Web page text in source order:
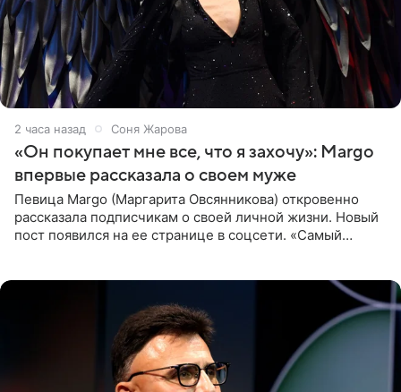
2 часа назад Соня Жарова
«Он покупает мне все, что я захочу»: Margo
впервые рассказала о своем муже
Певица Margo (Маргарита Овсянникова) откровенно
рассказала подписчикам о своей личной жизни. Новый
пост появился на ее странице в соцсети. «Самый